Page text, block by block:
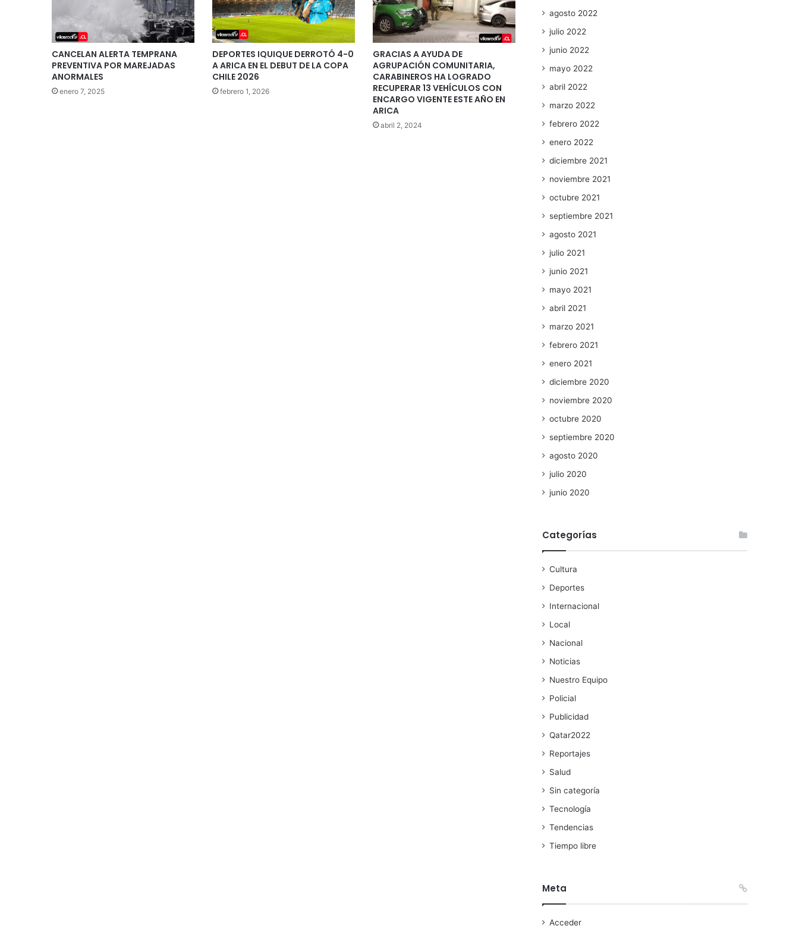
CANCELAN ALERTA TEMPRANA
PREVENTIVA POR MAREJADAS
ANORMALES
enero 7, 2025
DEPORTES IQUIQUE DERROTÓ 4-0
A ARICA EN EL DEBUT DE LA COPA
CHILE 2026
febrero 1, 2026
GRACIAS A AYUDA DE
AGRUPACIÓN COMUNITARIA,
CARABINEROS HA LOGRADO
RECUPERAR 13 VEHÍCULOS CON
ENCARGO VIGENTE ESTE AÑO EN
ARICA
abril 2, 2024
agosto 2022
julio 2022
junio 2022
mayo 2022
abril 2022
marzo 2022
febrero 2022
enero 2022
diciembre 2021
noviembre 2021
octubre 2021
septiembre 2021
agosto 2021
julio 2021
junio 2021
mayo 2021
abril 2021
marzo 2021
febrero 2021
enero 2021
diciembre 2020
noviembre 2020
octubre 2020
septiembre 2020
agosto 2020
julio 2020
junio 2020
Categorías
Cultura
Deportes
Internacional
Local
Nacional
Noticias
Nuestro Equipo
Policial
Publicidad
Qatar2022
Reportajes
Salud
Sin categoría
Tecnología
Tendencias
Tiempo libre
Meta
Acceder